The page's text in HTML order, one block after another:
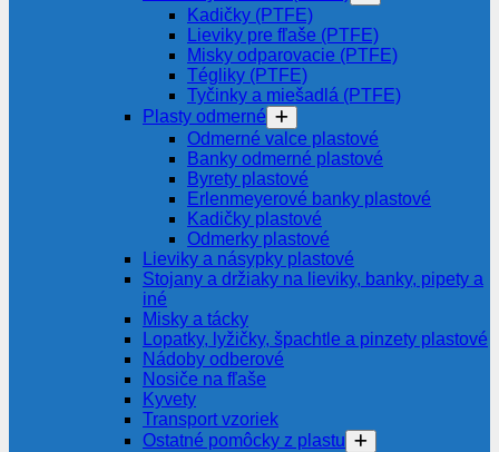
Kadičky (PTFE)
Lieviky pre fľaše (PTFE)
Misky odparovacie (PTFE)
Tégliky (PTFE)
Tyčinky a miešadlá (PTFE)
Plasty odmerné
Odmerné valce plastové
Banky odmerné plastové
Byrety plastové
Erlenmeyerové banky plastové
Kadičky plastové
Odmerky plastové
Lieviky a násypky plastové
Stojany a držiaky na lieviky, banky, pipety a
iné
Misky a tácky
Lopatky, lyžičky, špachtle a pinzety plastové
Nádoby odberové
Nosiče na fľaše
Kyvety
Transport vzoriek
Ostatné pomôcky z plastu